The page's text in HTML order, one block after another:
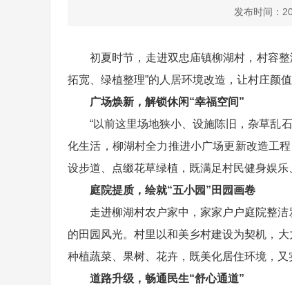
发布时间：
初夏时节，走进双忠庙镇柳湖村，村容
拓宽、绿植整理”的人居环境改造，让村庄颜
广场焕新，解锁休闲“幸福空间”
“以前这里场地狭小、设施陈旧，杂草乱
化生活，柳湖村全力推进小广场更新改造工
设步道、点缀花草绿植，既满足村民健身娱
庭院提质，绘就“五小园”田园画卷
走进柳湖村农户家中，家家户户庭院整
的田园风光。村里以和美乡村建设为契机，
种植蔬菜、果树、花卉，既美化居住环境，又
道路升级，畅通民生“舒心通道”